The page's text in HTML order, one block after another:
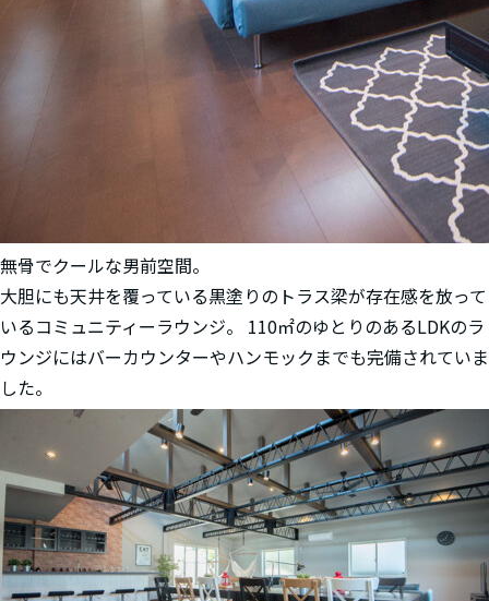
無骨でクールな男前空間。
大胆にも天井を覆っている黒塗りのトラス梁が存在感を放って
いるコミュニティーラウンジ。 110㎡のゆとりのあるLDKのラ
ウンジにはバーカウンターやハンモックまでも完備されていま
した。